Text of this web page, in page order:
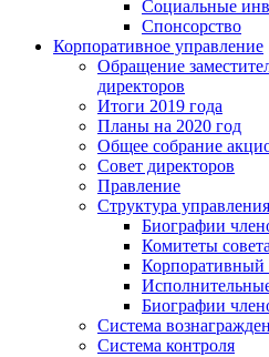
Социальные
Спонсорство
Корпоративное управление
Обращение
директоров
Итоги 2019 года
Планы на 2020 год
Общее собрание
Совет директоров
Правление
Структура управления
Биографии
Комитеты
Корпоративный
Биографии
Система
Система контроля